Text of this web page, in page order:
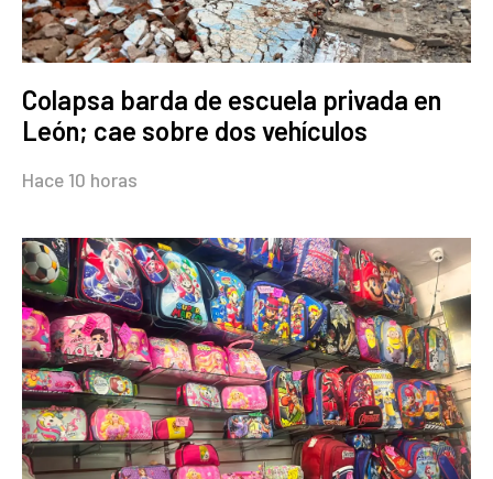
Colapsa barda de escuela privada en
León; cae sobre dos vehículos
Hace 10 horas